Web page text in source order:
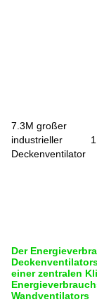
7.3M großer
industrieller
Deckenventilator
1
Der
einer zentralen
Wandventilators